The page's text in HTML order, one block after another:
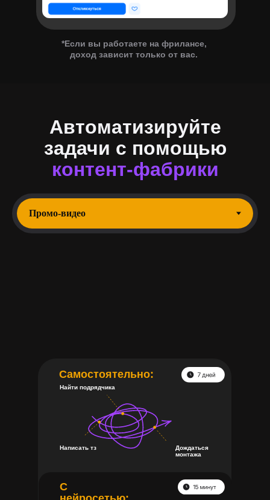
*Если вы работаете на фрилансе,
доход зависит только от вас.
Автоматизируйте
задачи с помощью
контент-фабрики
Самостоятельно:
С
Дождаться
монтажа
Написать тз
Найти подрядчика